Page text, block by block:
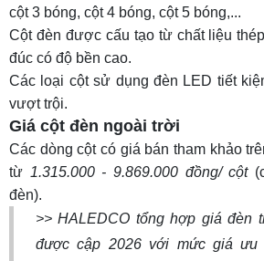
cột 3 bóng, cột 4 bóng, cột 5 bóng,...
Cột đèn được cấu tạo từ chất liệu
đúc có độ bền cao.
Các loại cột sử dụng đèn LED tiết
vượt trội.
Giá cột đèn ngoài trời
Các dòng cột có giá bán tham khảo
từ 1.315.000 - 9.869.000 đồng/ cột
đèn).
>> HALEDCO tổng hợp giá đèn
được cập 2026 với mức giá ưu